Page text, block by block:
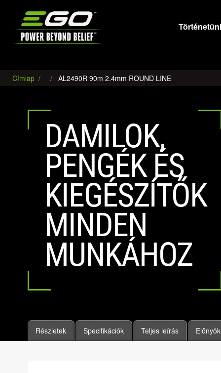
Címlap AL2490R 90m 2.4mm ROUND LINE
DAMILOK,
PENGÉK ÉS
KIEGÉSZÍTŐK
MINDEN
MUNKÁHOZ
Részletek Specifikációk Teljes leírás Előnyök